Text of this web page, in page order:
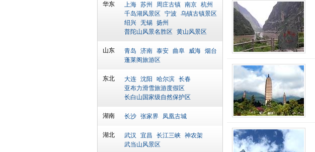
华东 上海 苏州 周庄古镇 南京 杭州
千岛湖风景区
宁波
乌镇古镇景区
绍兴 无锡 扬州
普陀山风景名胜区
黄山风景区
山东 青岛 济南 泰安 曲阜 威海 烟台
蓬莱阁旅游区
东北 大连 沈阳 哈尔滨 长春
亚布力滑雪旅游度假区
长白山国家级自然保护区
湖南 长沙 张家界 凤凰古城
湖北 武汉 宜昌 长江三峡 神农架
武当山风景区